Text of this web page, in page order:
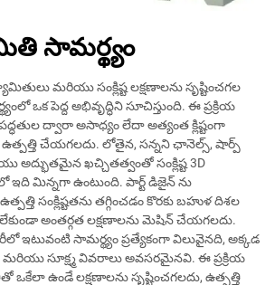
సామర్థ్యం
మరియు సంక్లిష్ట లక్షణాలను సృష్టించగల
ఒక పెద్ద అభివృద్ధిని సూచిస్తుంది. ఈ ప్రక్రియ
ద్వారా అసాధ్యం లేదా అత్యంత క్లిష్టంగా
చేయగలదు. లోతైన, సన్నని ఛానెల్స్, షార్ప్
అద్భుతమైన ఖచ్చితత్వంతో సంక్లిష్ట 3D
ఇది మిన్నగా ఉంటుంది. పార్ట్ డిజైన్ ను
సంక్లిష్టతను తగ్గించడం కొరకు బహుళ దిశల
అంతర్గత లక్షణాలను మెషిన్ చేయగలదు.
సామర్థ్యం ప్రత్యేకంగా విలువైనది, అక్కడ
మరియు సూక్ష్మ వివరాలు అవసరమైనవి. ఈ ప్రక్రియ
ఒకేలా ఉండే లక్షణాలను సృష్టించగలదు, ఉత్పత్తి